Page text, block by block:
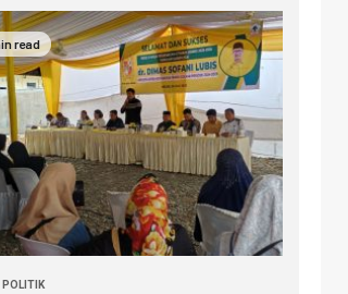
read
POLITIK